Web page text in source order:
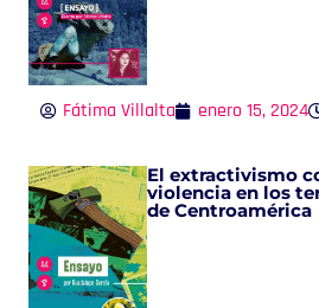
Fátima Villalta enero 15, 2024
El extractivismo
violencia en los
de Centroamérica